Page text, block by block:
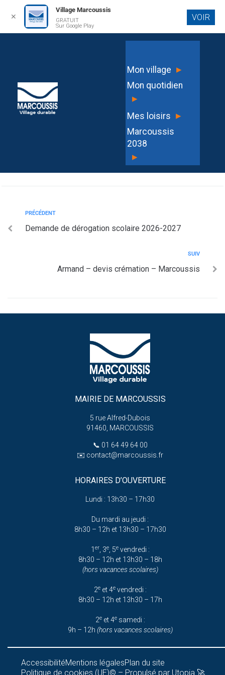
contenu
Mon village ▸
Mon quotidien
▸
Mes loisirs ▸
Marcoussis
2038
▸
PRÉCÉDENT
Demande de dérogation scolaire 2026-2027
SUIV
Armand – devis crémation – Marcoussis
MAIRIE DE MARCOUSSIS
5 rue Alfred-Dubois
91460, MARCOUSSIS
📞 01 64 49 64 00
✉️ contact@marcoussis.fr
HORAIRES D’OUVERTURE
Lundi : 13h30 – 17h30
Du mardi au jeudi :
8h30 – 12h et 13h30 – 17h30
1 er, 3e, 5evendredi :
8h30 – 12h et 13h30 – 18h
(hors vacances scolaires)
2eet 4evendredi :
8h30 – 12h et 13h30 – 17h
2eet 4esamedi :
9h – 12h (hors vacances scolaires)
AccessibilitéMentions légalesPlan du site
Politique de cookies (UE)© – Propulsé par Utopia 🚀
✕
Village Marcoussis
GRATUIT
Sur Google Play
VOIR